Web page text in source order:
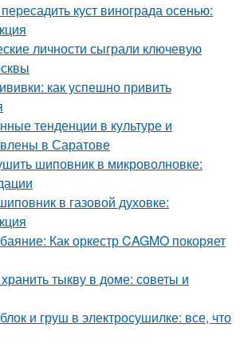
куст винограда осенью:
личности сыграли ключевую
как успешно привить
тенденции в культуре и
в Саратове
шиповник в микроволновке:
в газовой духовке:
Как оркестр CAGMO покоряет
тыкву в доме: советы и
и груш в электросушилке: все, что